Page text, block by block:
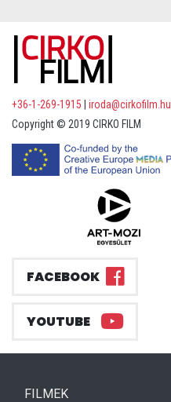
+36-1-269-1915
iroda@cirkofilm.hu
Copyright © 2019 CIRKO FILM
FACEBOOK
YOUTUBE
FILMEK(CURRENT)